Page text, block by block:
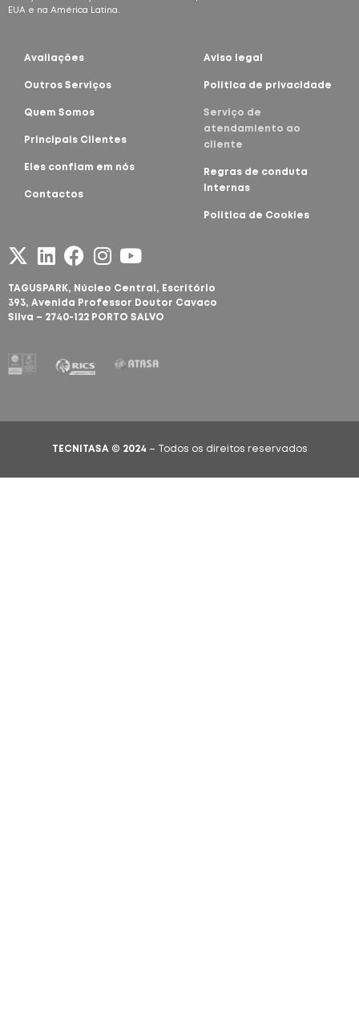
EUA e na América Latina.
Avaliações
Outros Serviços
Quem Somos
Principais Clientes
Eles confiam em nós
Contactos
Aviso legal
Política de privacidade
Serviço de
atendamiento ao
cliente
Regras de conduta
Internas
Política de Cookies
TAGUSPARK, Núcleo Central, Escritório
393, Avenida Professor Doutor Cavaco
Silva – 2740-122 PORTO SALVO
TECNITASA © 2024 – Todos os direitos reservados